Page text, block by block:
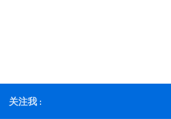
关注我 :